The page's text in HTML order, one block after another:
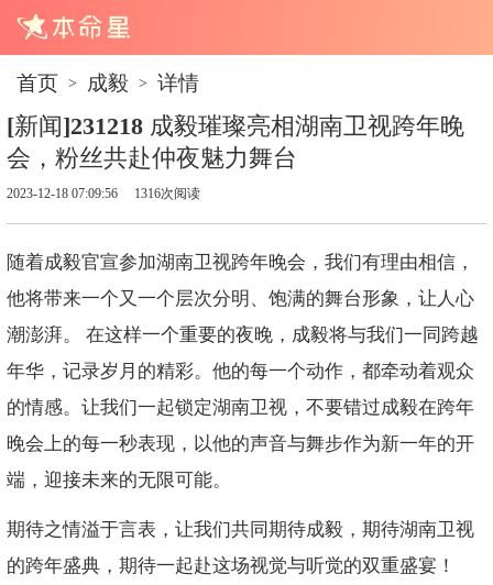
首页 > 成毅 > 详情
[新闻]231218 成毅璀璨亮相湖南卫视跨年晚
会，粉丝共赴仲夜魅力舞台
2023-12-18 07:09:56 1316次阅读
随着成毅官宣参加湖南卫视跨年晚会，我们有理由相信，
他将带来一个又一个层次分明、饱满的舞台形象，让人心
潮澎湃。 在这样一个重要的夜晚，成毅将与我们一同跨越
年华，记录岁月的精彩。他的每一个动作，都牵动着观众
的情感。让我们一起锁定湖南卫视，不要错过成毅在跨年
晚会上的每一秒表现，以他的声音与舞步作为新一年的开
端，迎接未来的无限可能。
期待之情溢于言表，让我们共同期待成毅，期待湖南卫视
的跨年盛典，期待一起赴这场视觉与听觉的双重盛宴！